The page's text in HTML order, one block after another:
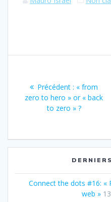
l’article
Précédent : Article
précédent
:
« from
zero to hero » or « back
to zero » ?
Connect the dots #16: «
web »